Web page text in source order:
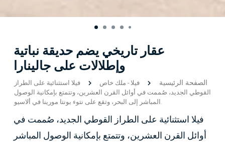
عقار تاريخي يضم حديقة نباتية
وإطلالات على جالينارا
الصفحة الرئيسية فيلا-ملك خاص
فيلا استثنائية على الطراز
القوطي الجديد، صُممت في أوائل القرن العشرين، وتتمتع بإمكانية الوصول
المباشر إلى البحر، وتقع على نتوء بونتا مورينا في ألاسيو.
فيلا استثنائية على الطراز القوطي الجديد، صُممت في
أوائل القرن العشرين، وتتمتع بإمكانية الوصول المباشر